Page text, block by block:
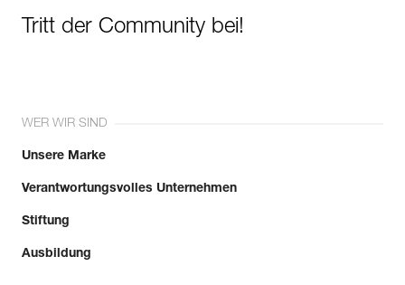
Tritt der Community bei!
WER WIR SIND
Unsere Marke
Verantwortungsvolles Unternehmen
Stiftung
Ausbildung